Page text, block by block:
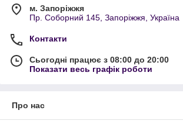
м. Запоріжжя
Пр. Соборний 145, Запоріжжя, Україна
Контакти
Сьогодні працює з 08:00 до 20:00
Показати весь графік роботи
Про нас